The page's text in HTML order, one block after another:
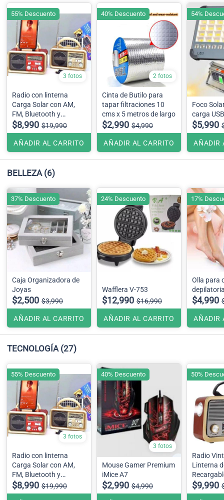
3 fotos
Radio con linterna
Carga Solar con AM,
FM, Bluetooth y
entrada USB. Además,
cuenta con carga usb y
opción de pilas.
$8,990 $19,990
AÑADIR AL CARRITO
55% Descuento
2 fotos
Cinta de Butilo para
tapar filtraciones 10
cms x 5 metros de largo
$2,990 $4,990
AÑADIR AL CARRITO
40% Descuento
Foco
carga
$5,990
AÑADIR
54%
BELLEZA (6)
Caja Organizadora de
Joyas
$2,500 $3,990
AÑADIR AL CARRITO
37% Descuento
Wafflera V-753
$12,990 $16,990
AÑADIR AL CARRITO
24% Descuento
Olla para
$4,990
AÑADIR
17%
TECNOLOGÍA (27)
3 fotos
Radio con linterna
Carga Solar con AM,
FM, Bluetooth y
entrada USB. Además,
cuenta con carga usb y
$8,990 $19,990
55% Descuento
3 fotos
Mouse Gamer Premium
iMice A7
$2,990 $4,990
40% Descuento
Radio
Linterna
con FM,
Bluetooth
$9,990
50%